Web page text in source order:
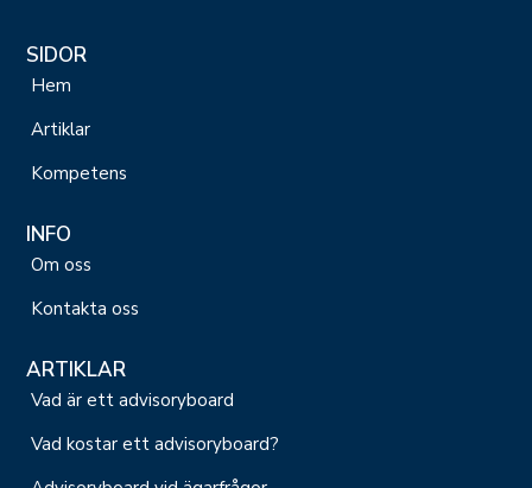
SIDOR
Hem
Artiklar
Kompetens
INFO
Om oss
Kontakta oss
ARTIKLAR
Vad är ett advisoryboard
Vad kostar ett advisoryboard?